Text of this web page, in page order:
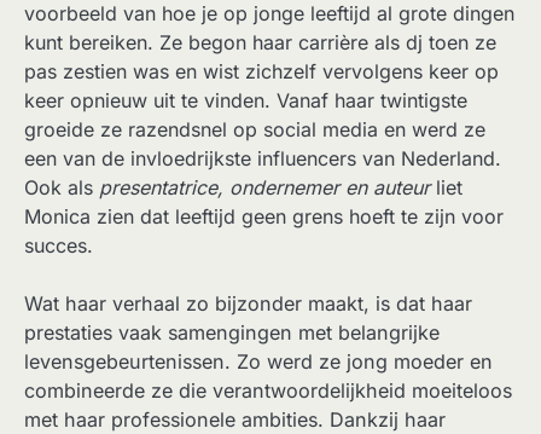
voorbeeld van hoe je op jonge leeftijd al grote dingen
kunt bereiken. Ze begon haar carrière als dj toen ze
pas zestien was en wist zichzelf vervolgens keer op
keer opnieuw uit te vinden. Vanaf haar twintigste
groeide ze razendsnel op social media en werd ze
een van de invloedrijkste influencers van Nederland.
Ook als presentatrice, ondernemer en auteurliet
Monica zien dat leeftijd geen grens hoeft te zijn voor
succes.
Wat haar verhaal zo bijzonder maakt, is dat haar
prestaties vaak samengingen met belangrijke
levensgebeurtenissen. Zo werd ze jong moeder en
combineerde ze die verantwoordelijkheid moeiteloos
met haar professionele ambities. Dankzij haar